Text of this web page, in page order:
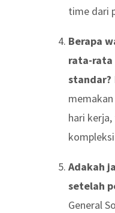
time dari
Berapa
rata-
standar?
hari
Adakah
setelah
General